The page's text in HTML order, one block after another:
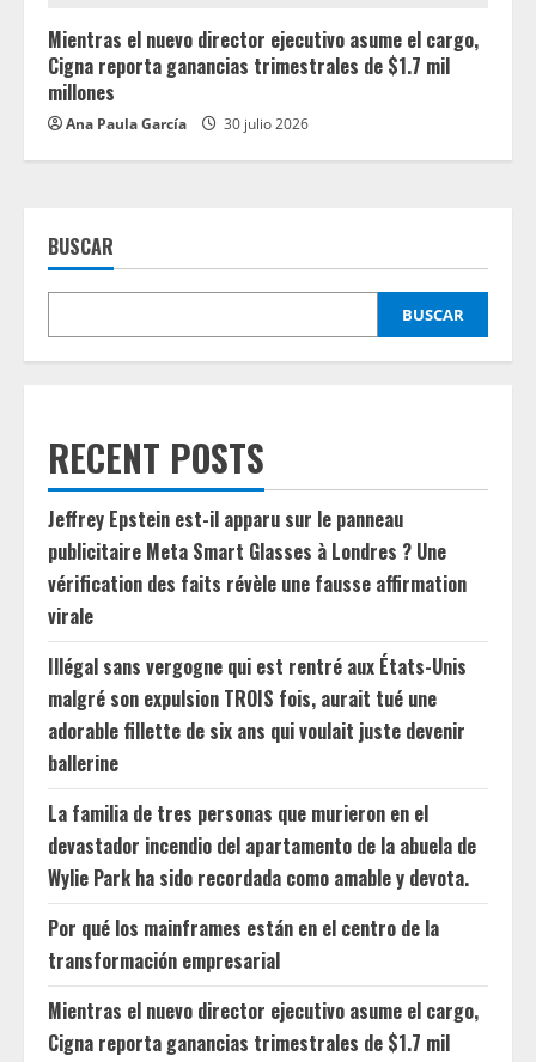
Mientras el nuevo director ejecutivo asume el cargo,
Cigna reporta ganancias trimestrales de $1.7 mil
millones
Ana Paula García 30 julio 2026
BUSCAR
BUSCAR
RECENT POSTS
Jeffrey Epstein est-il apparu sur le panneau
publicitaire Meta Smart Glasses à Londres ? Une
vérification des faits révèle une fausse affirmation
virale
Illégal sans vergogne qui est rentré aux États-Unis
malgré son expulsion TROIS fois, aurait tué une
adorable fillette de six ans qui voulait juste devenir
ballerine
La familia de tres personas que murieron en el
devastador incendio del apartamento de la abuela de
Wylie Park ha sido recordada como amable y devota.
Por qué los mainframes están en el centro de la
transformación empresarial
Mientras el nuevo director ejecutivo asume el cargo,
Cigna reporta ganancias trimestrales de $1.7 mil